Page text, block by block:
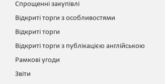
Спрощенні закупівлі
Відкриті торги з особливостями
Відкриті торги
Відкриті торги з публікацією англійською
Рамкові угоди
Звіти